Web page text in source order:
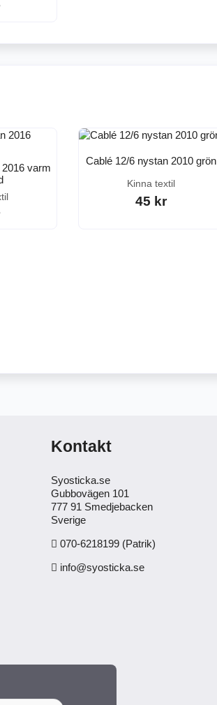
varm
Cablé 12/6 nystan 2010 grön
Kinna textil
45 kr
Kontakt
Syosticka.se
Gubbovägen 101
777 91 Smedjebacken
Sverige
070-6218199 (Patrik)
info@syosticka.se